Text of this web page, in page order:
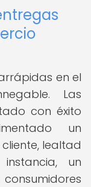
en el
Las
con éxito
un
lealtad
un